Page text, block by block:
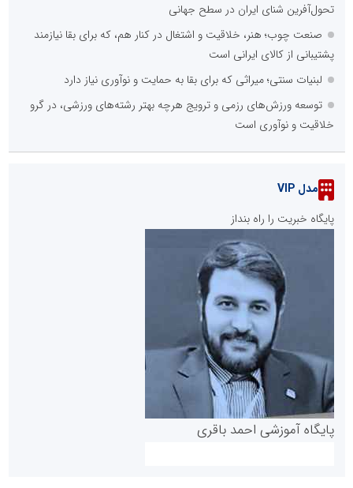
تحول‌آفرین شنای ایران در سطح جهانی
صنعت چوب؛ هنر، خلاقیت و اشتغال در کنار هم، که برای بقا نیازمند
پشتیبانی از کالای ایرانی است
لبنیات سنتی؛ میراثی که برای بقا به حمایت و نوآوری نیاز دارد
توسعه ورزش‌های رزمی و ترویج هرچه بهتر رشته‌های ورزشی، در گرو
خلاقیت و نوآوری است
مدل VIP
پایگاه خبریت را راه بنداز
پایگاه آموزشی احمد باقری